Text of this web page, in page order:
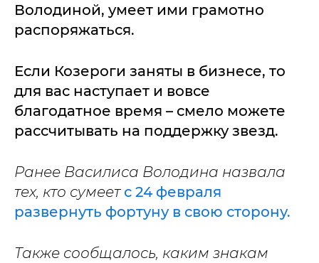
Володиной, умеет ими грамотно
распоряжаться.
Если Козероги заняты в бизнесе, то
для вас наступает и вовсе
благодатное время – смело можете
рассчитывать на поддержку звезд.
Ранее Василиса Володина назвала
тех, кто сумеетс 24 февраля
развернуть фортуну в свою сторону.
Также сообщалось, каким знакам